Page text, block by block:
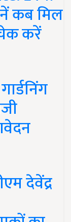
कब मिल
करें
देवेंद्र